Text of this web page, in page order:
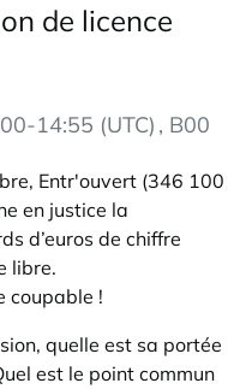
de licence
14:55 (UTC) , B00
Entr'ouvert (346 100
en justice la
d’euros de chiffre
libre.
coupable !
quelle est sa portée
est le point commun